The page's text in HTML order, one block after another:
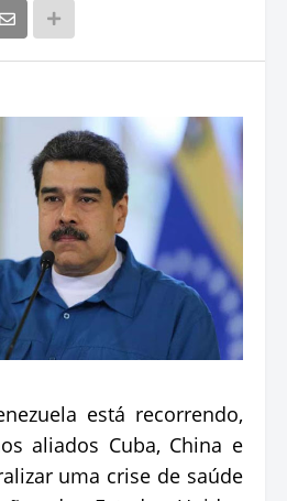
está recorrendo,
aliados Cuba, China e
uma crise de saúde